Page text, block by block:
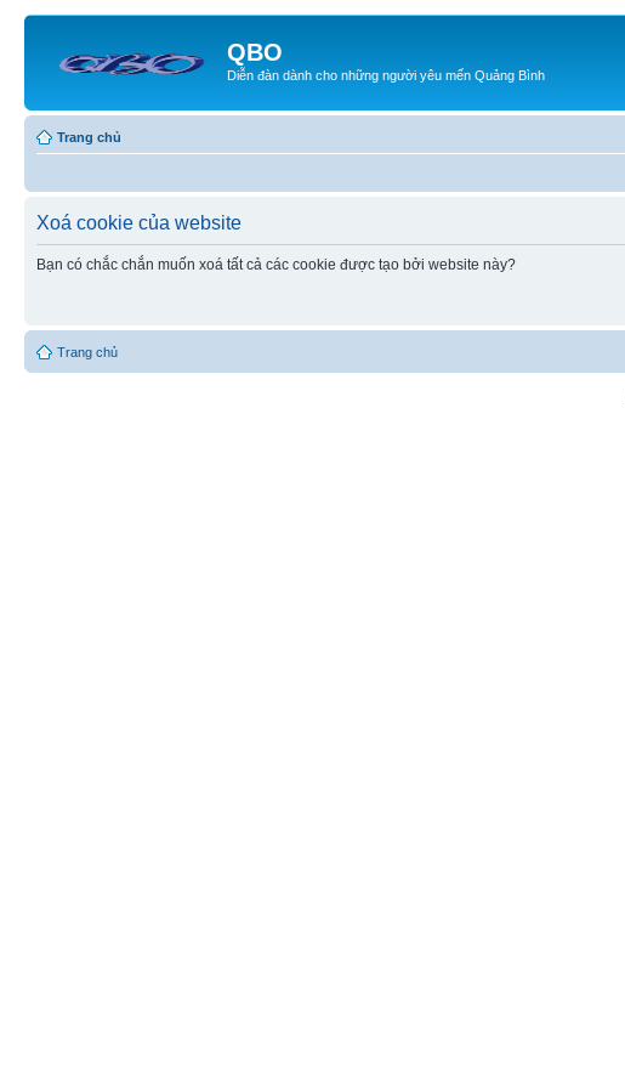
QBO
Diễn đàn dành cho những người yêu mến Quảng Bình
Trang chủ
Xoá cookie của website
Bạn có chắc chắn muốn xoá tất cả các cookie được tạo bởi website này?
Trang chủ